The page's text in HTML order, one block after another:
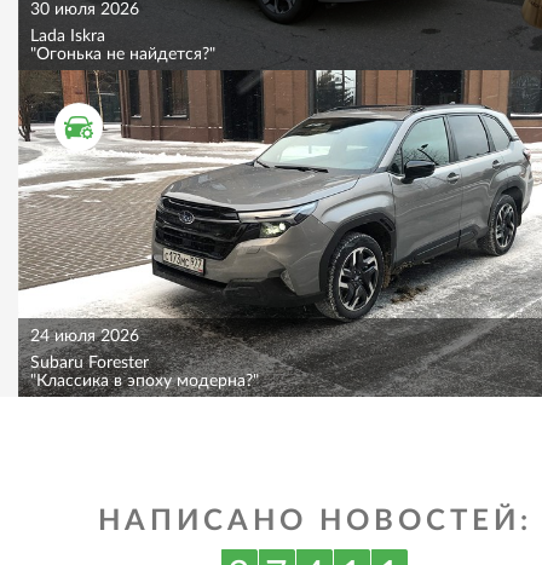
30 июля 2026
Lada Iskra
"Огонька не найдется?"
ТЕСТ ДРАЙВ
24 июля 2026
Subaru Forester
"Классика в эпоху модерна?"
НАПИСАНО НОВОСТЕЙ: